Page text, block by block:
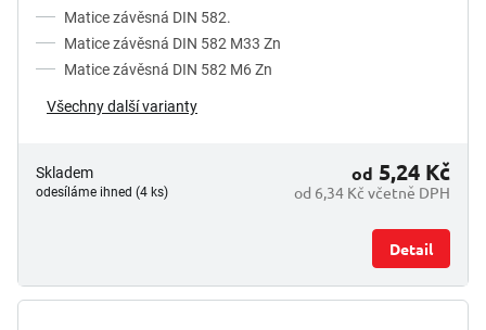
Matice závěsná DIN 582.
Matice závěsná DIN 582 M33 Zn
Matice závěsná DIN 582 M6 Zn
Všechny další varianty
Skladem
odesíláme ihned (4 ks) od 6,34 Kč včetně DPH
od 5,24 Kč
Detail